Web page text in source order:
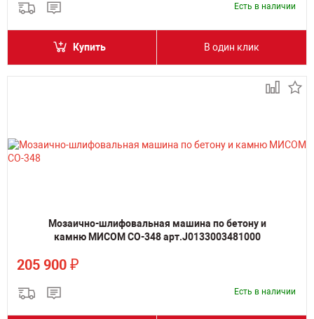
Есть в наличии
Купить В один клик
Мозаично-шлифовальная машина по бетону и
камню МИСОМ СО-348 арт.J0133003481000
205 900 ₽
Есть в наличии